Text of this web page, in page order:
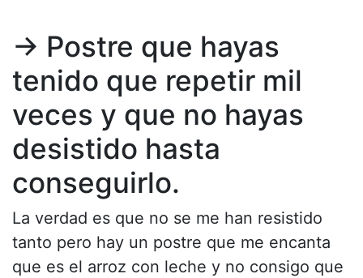
→ Postre que hayas
tenido que repetir mil
veces y que no hayas
desistido hasta
conseguirlo.
La verdad es que no se me han resistido
tanto pero hay un postre que me encanta
que es el arroz con leche y no consigo que